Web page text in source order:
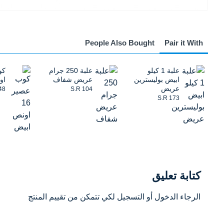
Pair it With
People Also Bought
علبة 1 كيلو
ابيض بوليسترين
عريض
S.R 173
علبة 250 جرام
عريض شفاف
S.R 104
كتابة تعليق
الرجاء الدخول أو التسجيل لكي تتمكن من تقييم المنتج